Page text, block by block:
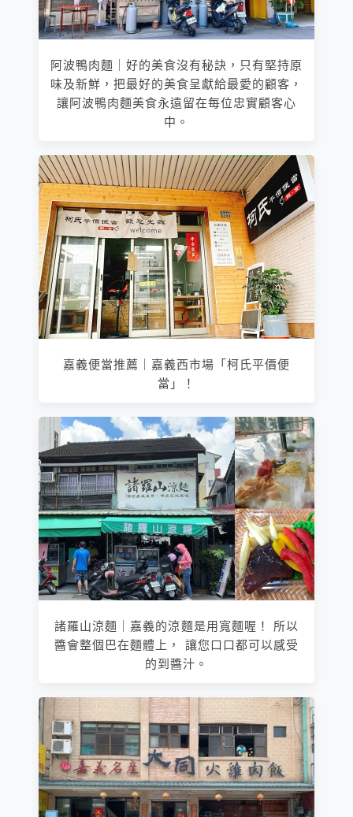
阿波鴨肉麵｜好的美食沒有秘訣，只有堅持原
味及新鮮，把最好的美食呈獻給最愛的顧客，
讓阿波鴨肉麵美食永遠留在每位忠實顧客心
中。
嘉義便當推薦｜嘉義西市場「柯氏平價便
當」！
諸羅山涼麵｜嘉義的涼麵是用寬麵喔！ 所以
醬會整個巴在麵體上， 讓您口口都可以感受
的到醬汁。